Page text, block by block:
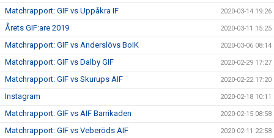
Matchrapport: GIF vs Uppåkra IF 2020-03-14 19:26
Årets GIF:are 2019 2020-03-11 15:25
Matchrapport: GIF vs Anderslövs BoIK 2020-03-06 08:14
Matchrapport: GIF vs Dalby GIF 2020-02-29 17:27
Matchrapport: GIF vs Skurups AIF 2020-02-22 17:20
Instagram 2020-02-18 10:11
Matchrapport: GIF vs AIF Barrikaden 2020-02-15 08:58
Matchrapport: GIF vs Veberöds AIF 2020-02-11 22:58